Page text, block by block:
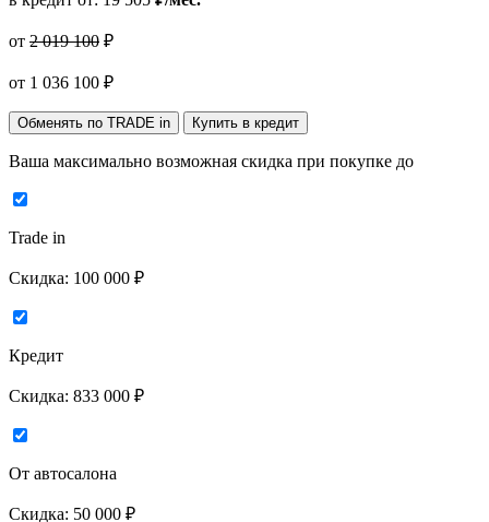
от 2 019 100 ₽
от 1 036 100 ₽
Обменять по TRADE in Купить в кредит
Ваша максимально возможная скидка при покупке до
Trade in
Скидка: 100 000 ₽
Кредит
Скидка: 833 000 ₽
От автосалона
Скидка: 50 000 ₽